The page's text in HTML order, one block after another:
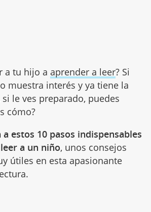
a tu hijo a aprender a leer? Si
muestra interés y ya tiene la
le ves preparado, puedes
cómo?
estos 10 pasos indispensables
a un niño, unos consejos
útiles en esta apasionante